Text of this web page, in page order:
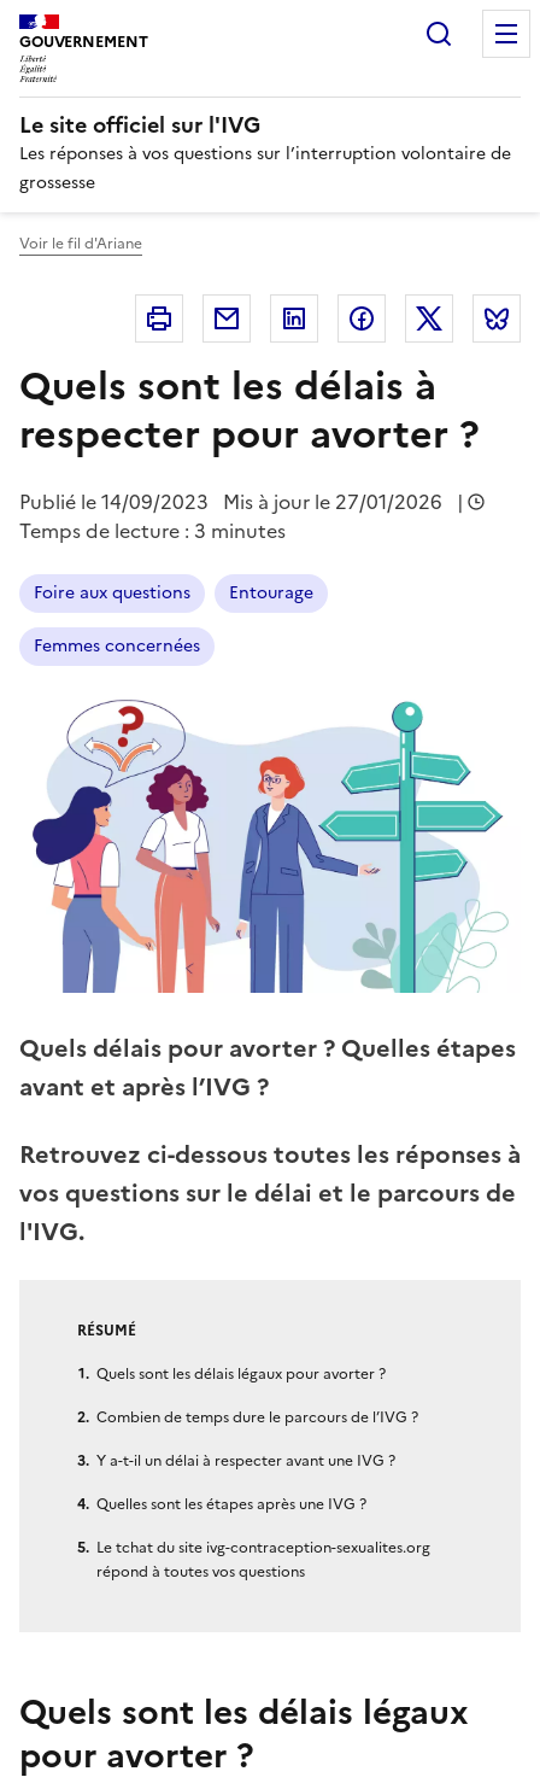
Panneau de gestion des cookies
GOUVERNEMENT
Le site officiel sur l'IVG
Les réponses à vos questions sur l’interruption volontaire de
grossesse
Voir le fil d'Ariane
Imprimer Courriel Linkedin FacebookTwitter
Quels sont les délais à
respecter pour avorter ?
Publié le14/09/2023 Mis à jour le 27/01/2026
|
Temps de lecture : 3 minutes
Foire aux questions Entourage
Femmes concernées
Quels délais pour avorter ? Quelles étapes
avant et après l’IVG ?
Retrouvez ci-dessous toutes les réponses à
vos questions sur le délai et le parcours de
l'IVG.
RÉSUMÉ
Quels sont les délais légaux pour avorter ?
Combien de temps dure le parcours de l’IVG ?
Y a-t-il un délai à respecter avant une IVG ?
Quelles sont les étapes après une IVG ?
Le tchat du site ivg-contraception-sexualites.org
répond à toutes vos questions
Quels sont les délais légaux
pour avorter ?